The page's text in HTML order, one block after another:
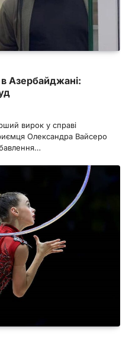
Азербайджані:
вирок у справі
Олександра Вайсеро